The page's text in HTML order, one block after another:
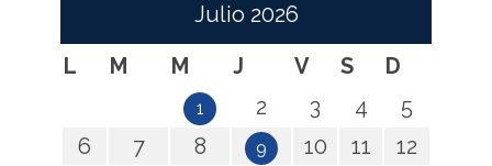
Julio 2026
L
M M J V S D
1 2 3 4
5
6
7 8 9 10 11
12